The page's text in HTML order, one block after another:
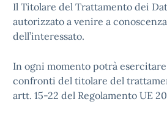
Il Titolare del Trattamento dei
autorizzato a venire a
dell’interessato.
In ogni momento potrà
confronti del titolare del
artt. 15-22 del Regolamento UE